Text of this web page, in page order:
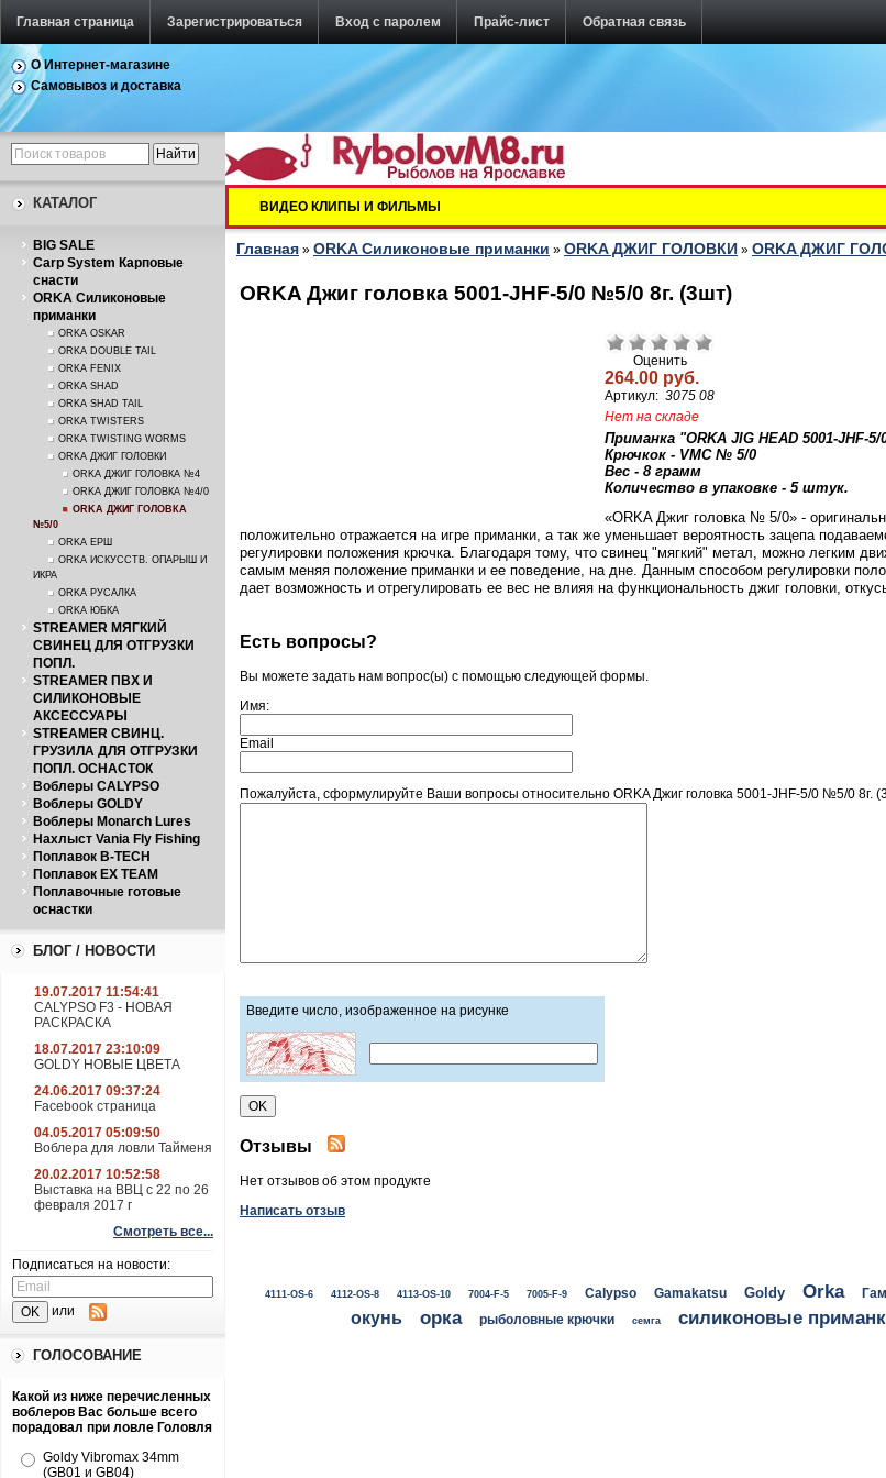
Главная страница Зарегистрироваться Вход с паролем Прайс-лист Обратная связь
О Интернет-магазине
Самовывоз и доставка
КАТАЛОГ
BIG SALE
Carp System Карповые
снасти
ORKA Силиконовые
приманки
ORKA OSKAR
ORKA DOUBLE TAIL
ORKA FENIX
ORKA SHAD
ORKA SHAD TAIL
ORKA TWISTERS
ORKA TWISTING WORMS
ORKA ДЖИГ ГОЛОВКИ
ORKA ДЖИГ ГОЛОВКА №4
ORKA ДЖИГ ГОЛОВКА №4/0
ORKA ДЖИГ ГОЛОВКА
№5/0
ORKA ЕРШ
ORKA ИСКУССТВ. ОПАРЫШ И
ИКРА
ORKA РУСАЛКА
ORKA ЮБКА
STREAMER МЯГКИЙ
СВИНЕЦ ДЛЯ ОТГРУЗКИ
ПОПЛ.
STREAMER ПВХ И
СИЛИКОНОВЫЕ
АКСЕССУАРЫ
STREAMER СВИНЦ.
ГРУЗИЛА ДЛЯ ОТГРУЗКИ
ПОПЛ. ОСНАСТОК
Воблеры CALYPSO
Воблеры GOLDY
Воблеры Monarch Lures
Нахлыст Vania Fly Fishing
Поплавок B-TECH
Поплавок EX TEAM
Поплавочные готовые
оснастки
БЛОГ / НОВОСТИ
19.07.2017 11:54:41
CALYPSO F3 - НОВАЯ
РАСКРАСКА
18.07.2017 23:10:09
GOLDY НОВЫЕ ЦВЕТА
24.06.2017 09:37:24
Facebook страница
04.05.2017 05:09:50
Воблера для ловли Тайменя
20.02.2017 10:52:58
Выставка на ВВЦ с 22 по 26
февраля 2017 г
Смотреть все...
Подписаться на новости:
или
ГОЛОСОВАНИЕ
Какой из ниже перечисленных
воблеров Вас больше всего
порадовал при ловле Головля
Goldy Vibromax 34mm
(GB01 и GB04)
ВИДЕО КЛИПЫ И ФИЛЬМЫ
Главная » ORKA Силиконовые приманки » ORKA ДЖИГ ГОЛОВКИ » ORKA ДЖИГ
ORKA Джиг головка 5001-JHF-5/0 №5/0 8г. (3шт)
Оценить
264.00 руб.
Артикул: 3075 08
Нет на складе
Приманка "ORKA JIG HEAD 5001-JHF-5/
Крючкок - VMC № 5/0
Вес - 8 грамм
Количество в упаковке - 5 штук.
«ORKA Джиг головка № 5/0» -
положительно отражается на игре приманки, а так же уменьшает вероятность зацепа
регулировки положения крючка. Благодаря тому, что свинец "мягкий" метал, можно легким
самым меняя положение приманки и ее поведение, на дне. Данным способом регулировки
дает возможность и отрегулировать ее вес не влияя на функциональность джиг головки,
Есть вопросы?
Вы можете задать нам вопрос(ы) с помощью следующей формы.
Имя:
Email
Пожалуйста, сформулируйте Ваши вопросы относительно ORKA Джиг головка 5001-JHF-5/0 №5/0 8г.
Введите число, изображенное на рисунке
Отзывы
Нет отзывов об этом продукте
Написать отзыв
4111-OS-6 4112-OS-8 4113-OS-10 7004-F-5 7005-F-9 Calypso Gamakatsu Goldy Orka
окунь орка рыболовные крючки семга силиконовые